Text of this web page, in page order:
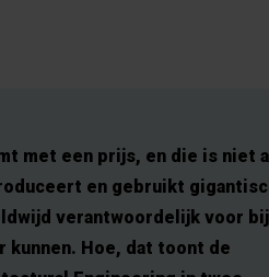
met een prijs, en die is niet
en gebruikt
verantwoordelijk voor
kunnen. Hoe, dat toont de